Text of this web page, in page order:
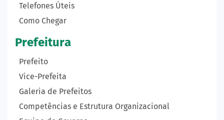
Telefones Úteis
Como Chegar
Prefeitura
Prefeito
Vice-Prefeita
Galeria de Prefeitos
Competências e Estrutura Organizacional